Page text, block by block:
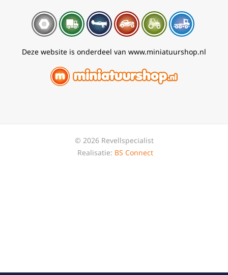
Deze website is onderdeel van www.miniatuurshop.nl
© 2026 Revellspecialist
Realisatie: BS Connect